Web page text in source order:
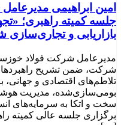
امین ابراهیمی
جلسه کمیته راهبری؛
بازاریابی و تجاری‌سازی
مدیرعامل شرکت فولاد
شرکت، ضمن تشریح
تلاطم‌های اقتصادی و
بومی‌سازی‌شده، مدیریت
سخت و اتکا به سرمایه‌های
برگزاری جلسه عالی کمیته